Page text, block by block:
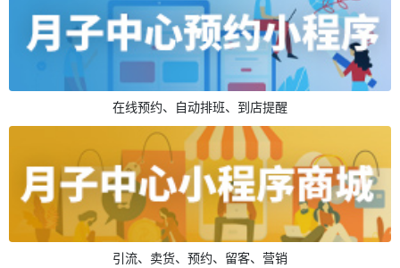
在线预约、自动排班、到店提醒
引流、卖货、预约、留客、营销